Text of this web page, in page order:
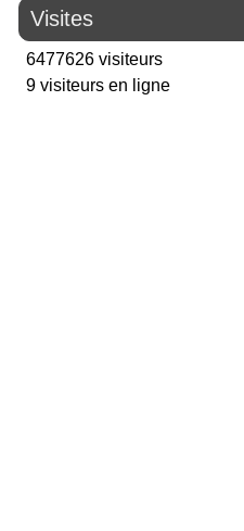
Visites
6477626 visiteurs
9 visiteurs en ligne